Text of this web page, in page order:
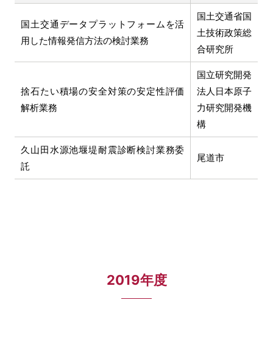
国土交通データプラットフォームを活
用した情報発信方法の検討業務
国土交通省国
土技術政策総
合研究所
捨石たい積場の安全対策の安定性評価
解析業務
国立研究開発
法人日本原子
力研究開発機
構
久山田水源池堰堤耐震診断検討業務委
託
尾道市
2019年度